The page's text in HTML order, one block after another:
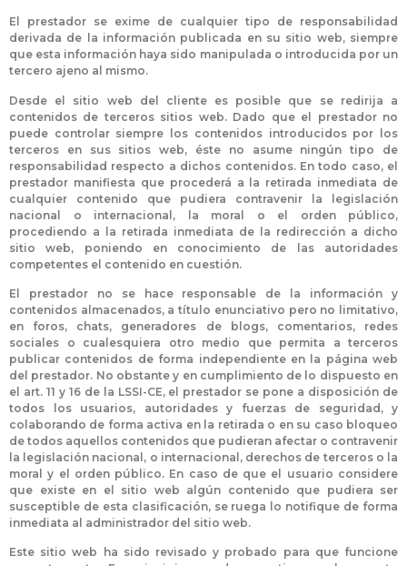
El prestador se exime de cualquier tipo de responsabilidad
derivada de la información publicada en su sitio web, siempre
que esta información haya sido manipulada o introducida por un
tercero ajeno al mismo.
Desde el sitio web del cliente es posible que se redirija a
contenidos de terceros sitios web. Dado que el prestador no
puede controlar siempre los contenidos introducidos por los
terceros en sus sitios web, éste no asume ningún tipo de
responsabilidad respecto a dichos contenidos. En todo caso, el
prestador manifiesta que procederá a la retirada inmediata de
cualquier contenido que pudiera contravenir la legislación
nacional o internacional, la moral o el orden público,
procediendo a la retirada inmediata de la redirección a dicho
sitio web, poniendo en conocimiento de las autoridades
competentes el contenido en cuestión.
El prestador no se hace responsable de la información y
contenidos almacenados, a título enunciativo pero no limitativo,
en foros, chats, generadores de blogs, comentarios, redes
sociales o cualesquiera otro medio que permita a terceros
publicar contenidos de forma independiente en la página web
del prestador. No obstante y en cumplimiento de lo dispuesto en
el art. 11 y 16 de la LSSI-CE, el prestador se pone a disposición de
todos los usuarios, autoridades y fuerzas de seguridad, y
colaborando de forma activa en la retirada o en su caso bloqueo
de todos aquellos contenidos que pudieran afectar o contravenir
la legislación nacional, o internacional, derechos de terceros o la
moral y el orden público. En caso de que el usuario considere
que existe en el sitio web algún contenido que pudiera ser
susceptible de esta clasificación, se ruega lo notifique de forma
inmediata al administrador del sitio web.
Este sitio web ha sido revisado y probado para que funcione